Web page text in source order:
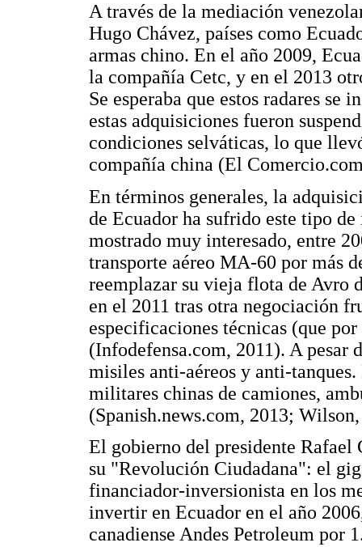
A través de la mediación
Hugo Chávez, países como
armas chino. En el año 2009,
la compañía Cetc, y en el 2013
Se esperaba que estos radares se
estas adquisiciones fueron
condiciones selváticas, lo que
compañía china (El
En términos generales, la
de Ecuador ha sufrido este tipo
mostrado muy interesado, entre
transporte aéreo MA-60 por más
reemplazar su vieja flota de Avro
en el 2011 tras otra negociación
especificaciones técnicas (que
(Infodefensa.com, 2011). A pesar
misiles anti-aéreos y anti-
militares chinas de camiones,
(Spanish.news.com, 2013;
El gobierno del presidente Rafael
su "Revolución Ciudadana": el
financiador-inversionista en los
invertir en Ecuador en el año
canadiense Andes Petroleum por